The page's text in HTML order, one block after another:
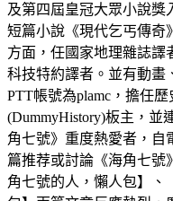
及第四屆皇冠大眾小說獎
短篇小說《現代乞丐傳奇
方面，任國家地理雜誌譯
科技特約譯者。並有動畫
PTT帳號為plamc，擔任歷
(DummyHistory)板主，並
角七號》重度熱愛者，自
篇推荐或討論《海角七號
角七號的人，懶人包】、